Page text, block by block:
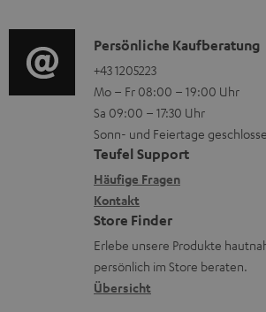
u
n
t
e
r
l
a
d
e
n
t
i
o
n
e
n
z
u
r
G
i
o
-
L
e
x
i
k
o
n
K
o
n
t
a
k
t
d
a
t
Persönliche Kaufberatung
+43 1205223
Mo – Fr 08:00 – 19:00 Uhr
Sa 09:00 – 17:30 Uhr
Sonn- und Feiertage
Teufel Support
Häufige Fragen
Kontakt
Store Finder
Erlebe unsere Produkte
persönlich im Store beraten.
Übersicht